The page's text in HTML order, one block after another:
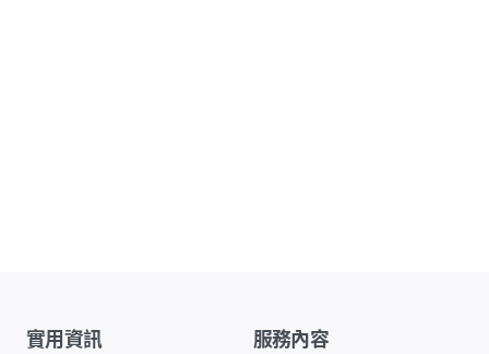
實用資訊 服務內容